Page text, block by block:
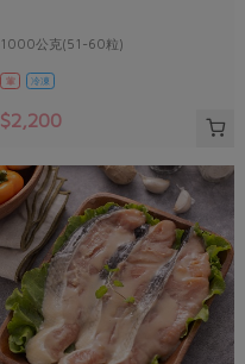
1000公克(51-60粒)
葷 冷凍
$2,200